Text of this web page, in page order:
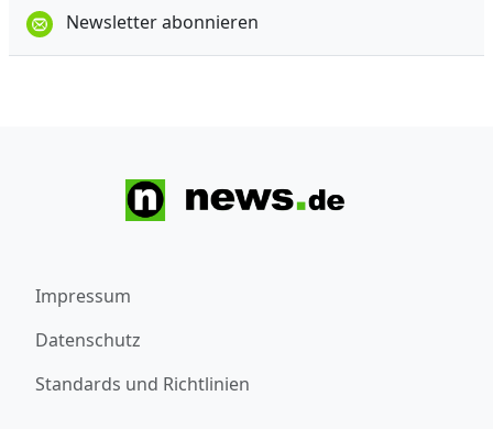
Newsletter abonnieren
Impressum
Datenschutz
Standards und Richtlinien